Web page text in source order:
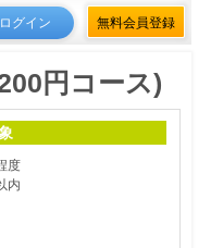
ログイン 無料会員登録
円コース)
度
内